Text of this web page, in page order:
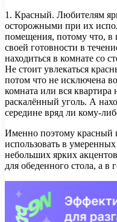
1. Красный. Любителям
осторожными при их
помещения, потому что, в
своей готовности в
находиться в комнате со
Не стоит увлекаться
потом что не исключена
комната или вся
раскалённый уголь. А
середине вряд ли кому-
Именно поэтому красный
использовать в
небольших ярких
для обеденного стола, а